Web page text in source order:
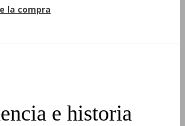
la compra
e historia